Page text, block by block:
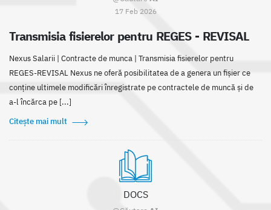
17 Feb 2026
Transmisia fisierelor pentru REGES - REVISAL
Nexus Salarii | Contracte de munca | Transmisia fisierelor pentru
REGES-REVISAL Nexus ne oferă posibilitatea de a genera un fișier ce
conține ultimele modificări înregistrate pe contractele de muncă și de
a-l încărca pe [...]
Citește mai mult
DOCS